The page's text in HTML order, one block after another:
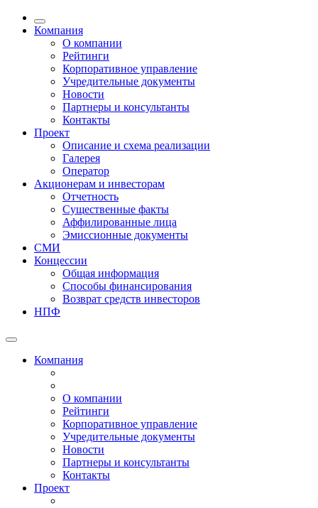
Компания
О компании
Рейтинги
Корпоративное управление
Учредительные документы
Новости
Партнеры и консультанты
Контакты
Проект
Описание и схема реализации
Галерея
Оператор
Акционерам и инвесторам
Отчетность
Существенные факты
Аффилированные лица
Эмиссионные документы
СМИ
Концессии
Общая информация
Способы финансирования
Возврат средств инвесторов
НПФ
Компания
О компании
Рейтинги
Корпоративное управление
Учредительные документы
Новости
Партнеры и консультанты
Контакты
Проект